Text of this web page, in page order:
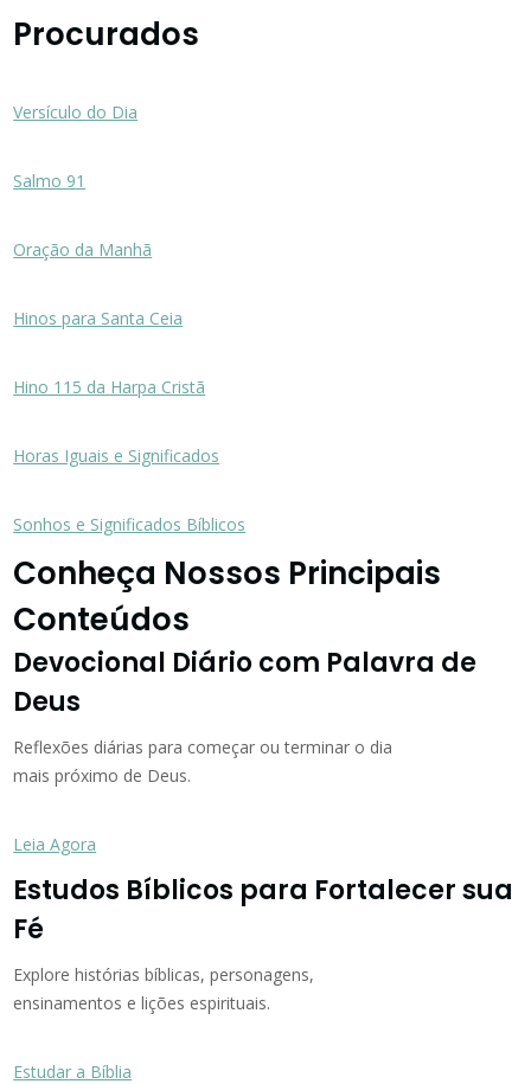
Procurados
Versículo do Dia
Salmo 91
Oração da Manhã
Hinos para Santa Ceia
Hino 115 da Harpa Cristã
Horas Iguais e Significados
Sonhos e Significados Bíblicos
Conheça Nossos Principais
Conteúdos
Devocional Diário com Palavra de
Deus
Reflexões diárias para começar ou terminar o dia
mais próximo de Deus.
Leia Agora
Estudos Bíblicos para Fortalecer sua
Fé
Explore histórias bíblicas, personagens,
ensinamentos e lições espirituais.
Estudar a Bíblia